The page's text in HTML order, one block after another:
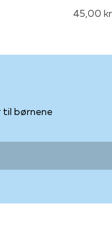
45,00 kr
børnene